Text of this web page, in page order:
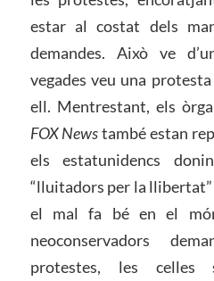
estar al costat dels
demandes. Això ve
vegades veu una
ell. Mentrestant, els
FOX Newstambé estan
els estatunidencs
“lluitadors per la llibertat”
el mal fa bé en el
neoconservadors
protestes, les celles